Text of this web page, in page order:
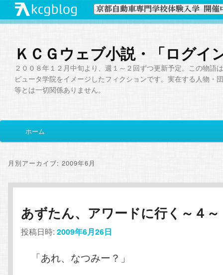
ＫＣＧウェブ小説・「ログイ
２００８年１２月中旬より、週１～２回ずつ更新予定。この物語
ピュータ学院をイメージしたフィクションです。実在する人物・
等とは一切関係ありません。
イ
メ
ン
ン
テ
サ
コ
テ
ン
ホーム
月別アーカイブ:2009年6月
あずたん、アワードに行く～４～
投稿日時:2009年6月26日
「あれ、なつみー？」